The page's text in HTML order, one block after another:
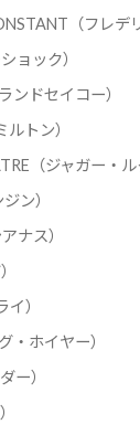
（フレデ
ョック）
ンドセイコー）
トン）
（ジャガー・ル
ン）
ナス）
）
・ホイヤー）
ー）